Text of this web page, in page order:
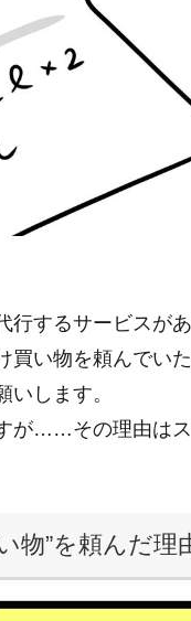
するサービスがあ
買い物を頼んでい
します。
が……その理由はス
物”を頼んだ理